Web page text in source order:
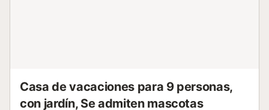
Casa de vacaciones para 9 personas,
con jardín, Se admiten mascotas